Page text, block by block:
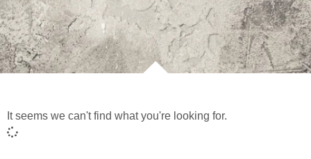
It seems we can't find what you're looking for.